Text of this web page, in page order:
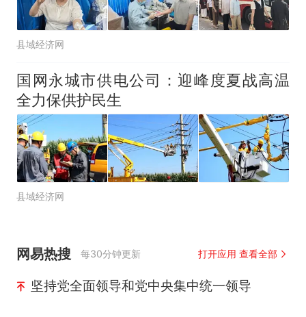
县域经济网
国网永城市供电公司：迎峰度夏战高温
全力保供护民生
县域经济网
网易热搜 每30分钟更新 打开应用 查看全部
坚持党全面领导和党中央集中统一领导